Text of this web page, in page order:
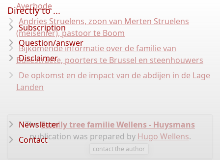
Averbode
Andries Struelens, zoon van Merten Struelens
(meisenier), pastoor te Boom
Bijkomende informatie over de familie van
Bullestraete, poorters te Brussel en steenhouwers
De opkomst en de impact van de abdijen in de Lage
Landen
TheFamily tree familie Wellens - Huysmans
publication was prepared by Hugo Wellens.
contact the author
Directly to ...
Subscription
Question/answer
Disclaimer
Newsletter
Contact